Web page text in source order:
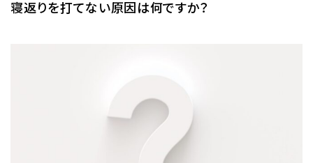
寝返りを打てない原因は何ですか？